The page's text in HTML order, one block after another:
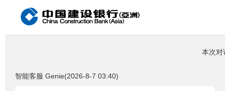
本次对
智能客服 Genie(2026-8-7 03:40)